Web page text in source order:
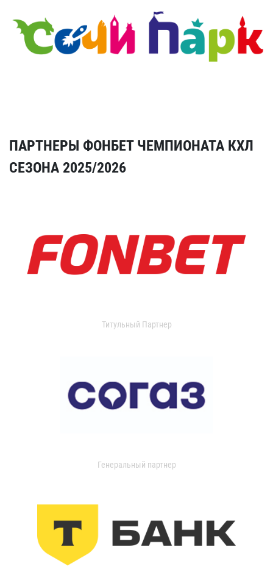
ПАРТНЕРЫ ФОНБЕТ ЧЕМПИОНАТА КХЛ
СЕЗОНА 2025/2026
Титульный Партнер
Генеральный партнер